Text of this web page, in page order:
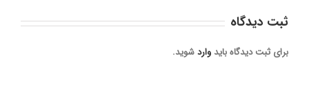
ثبت ديدگاه
برای ثبت دیدگاه باید واردشوید.